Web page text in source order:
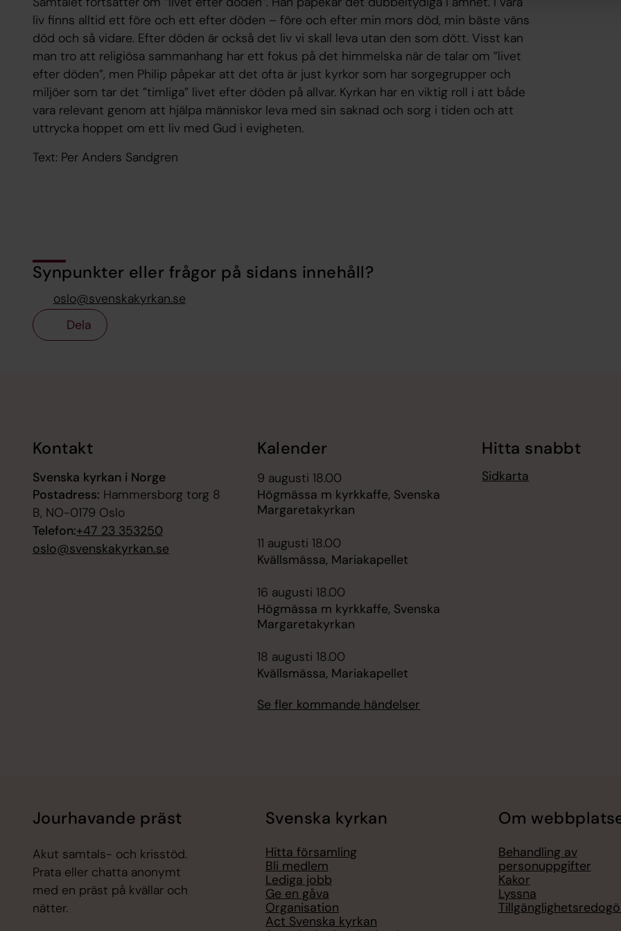
liv finns alltid ett före och ett efter döden – före och efter min mors död, min bäste väns
död och så vidare. Efter döden är också det liv vi skall leva utan den som dött. Visst kan
man tro att religiösa sammanhang har ett fokus på det himmelska när de talar om ”livet
efter döden”, men Philip påpekar att det ofta är just kyrkor som har sorgegrupper och
miljöer som tar det ”timliga” livet efter döden på allvar. Kyrkan har en viktig roll i att både
vara relevant genom att hjälpa människor leva med sin saknad och sorg i tiden och att
uttrycka hoppet om ett liv med Gud i evigheten.
Text: Per Anders Sandgren
Synpunkter eller frågor på sidans innehåll?
oslo@svenskakyrkan.se
Dela
Kontakt
Svenska kyrkan i Norge
Postadress: Hammersborg torg 8
B, NO-0179 Oslo
Telefon:+47 23 353250
oslo@svenskakyrkan.se
Kalender
9 augusti 18.00
Högmässa m kyrkkaffe, Svenska
Margaretakyrkan
11 augusti 18.00
Kvällsmässa, Mariakapellet
16 augusti 18.00
Högmässa m kyrkkaffe, Svenska
Margaretakyrkan
18 augusti 18.00
Kvällsmässa, Mariakapellet
Se fler kommande händelser
Hitta snabbt
Sidkarta
Jourhavande präst
Akut samtals- och krisstöd.
Prata eller chatta anonymt
med en präst på kvällar och
nätter.
Svenska kyrkan
Hitta församling
Bli medlem
Lediga jobb
Ge en gåva
Organisation
Act Svenska kyrkan
Om
Behandling av
personuppgifter
Kakor
Lyssna